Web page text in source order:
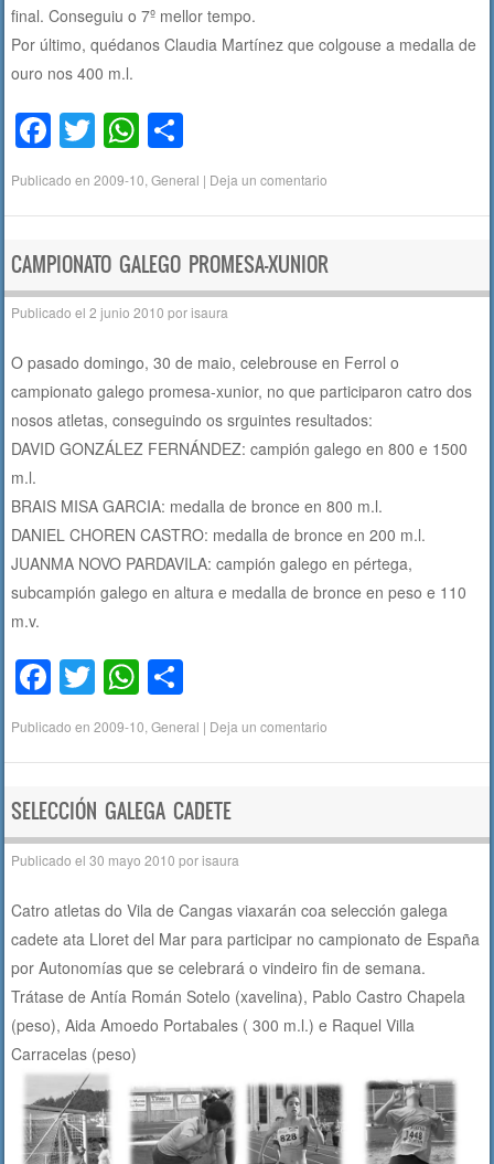
final. Conseguiu o 7º mellor tempo.
Por último, quédanos Claudia Martínez que colgouse a medalla de
ouro nos 400 m.l.
F
a
c
b
o
k
T
wi
tt
W
h
at
A
p
o
m
ar
tir
Publicado en2009-10 ,General | Deja un comentario
CAMPIONATO GALEGO PROMESA-XUNIOR
Publicado el2 junio 2010 porisaura
O pasado domingo, 30 de maio, celebrouse en Ferrol o
campionato galego promesa-xunior, no que participaron catro dos
nosos atletas, conseguindo os srguintes resultados:
DAVID GONZÁLEZ FERNÁNDEZ: campión galego en 800 e 1500
m.l.
BRAIS MISA GARCIA: medalla de bronce en 800 m.l.
DANIEL CHOREN CASTRO: medalla de bronce en 200 m.l.
JUANMA NOVO PARDAVILA: campión galego en pértega,
subcampión galego en altura e medalla de bronce en peso e 110
m.v.
F
a
c
b
o
k
T
wi
tt
W
h
at
A
p
o
m
ar
tir
Publicado en2009-10,General | Deja un comentario
SELECCIÓN GALEGA CADETE
Publicado el30 mayo 2010 porisaura
Catro atletas do Vila de Cangas viaxarán coa selección galega
cadete ata Lloret del Mar para participar no campionato de España
por Autonomías que se celebrará o vindeiro fin de semana.
Trátase de Antía Román Sotelo (xavelina), Pablo Castro Chapela
(peso), Aida Amoedo Portabales ( 300 m.l.) e Raquel Villa
Carracelas (peso)